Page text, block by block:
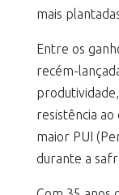
mais
Entre os
recém-
resistência
maior PUI
durante a